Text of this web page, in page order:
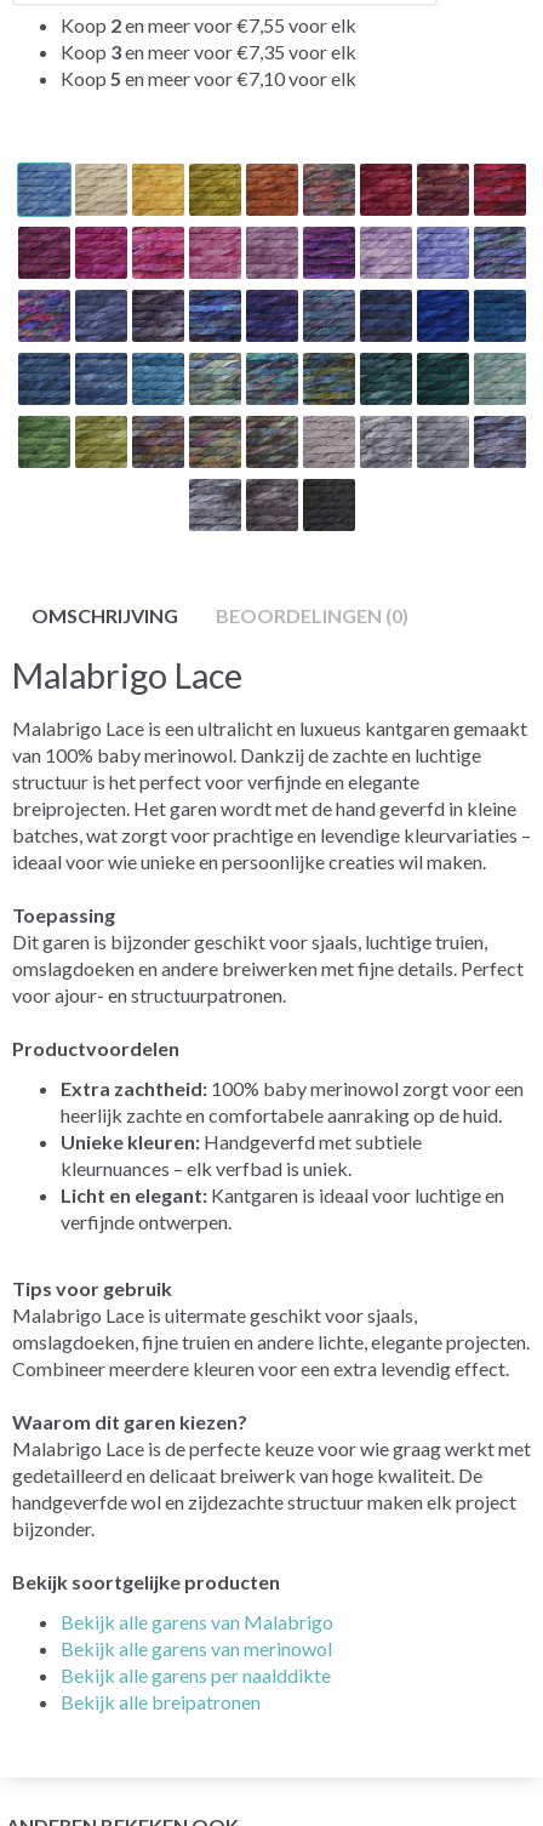
Koop 2en meer voor€7,55 voor elk
Koop 3en meer voor€7,35 voor elk
Koop 5 en meer voor€7,10voor elk
OMSCHRIJVING BEOORDELINGEN (0)
Malabrigo Lace
Malabrigo Lace is een ultralicht en luxueus kantgaren gemaakt
van 100% baby merinowol. Dankzij de zachte en luchtige
structuur is het perfect voor verfijnde en elegante
breiprojecten. Het garen wordt met de hand geverfd in kleine
batches, wat zorgt voor prachtige en levendige kleurvariaties –
ideaal voor wie unieke en persoonlijke creaties wil maken.
Toepassing
Dit garen is bijzonder geschikt voor sjaals, luchtige truien,
omslagdoeken en andere breiwerken met fijne details. Perfect
voor ajour- en structuurpatronen.
Productvoordelen
Extra zachtheid: 100% baby merinowol zorgt voor een
heerlijk zachte en comfortabele aanraking op de huid.
Unieke kleuren: Handgeverfd met subtiele
kleurnuances – elk verfbad is uniek.
Licht en elegant: Kantgaren is ideaal voor luchtige en
verfijnde ontwerpen.
Tips voor gebruik
Malabrigo Lace is uitermate geschikt voor sjaals,
omslagdoeken, fijne truien en andere lichte, elegante projecten.
Combineer meerdere kleuren voor een extra levendig effect.
Waarom dit garen kiezen?
Malabrigo Lace is de perfecte keuze voor wie graag werkt met
gedetailleerd en delicaat breiwerk van hoge kwaliteit. De
handgeverfde wol en zijdezachte structuur maken elk project
bijzonder.
Bekijk soortgelijke producten
Bekijk alle garens van Malabrigo
Bekijk alle garens van merinowol
Bekijk alle garens per naalddikte
Bekijk alle breipatronen